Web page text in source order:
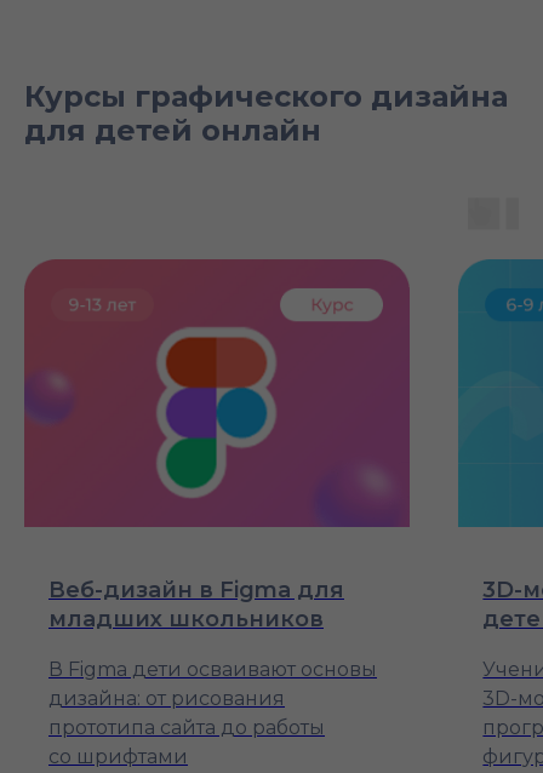
Курсы графического дизайна
для детей онлайн
Веб-дизайн в Figma для
младших школьников
В Figma дети осваивают основы
дизайна: от рисования
прототипа сайта до работы
со шрифтами
3D-
3D-